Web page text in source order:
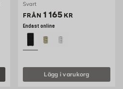
Svart
FRÅN Pris 783 kr
1 165 KR
Endast online
Lägg i varukorg